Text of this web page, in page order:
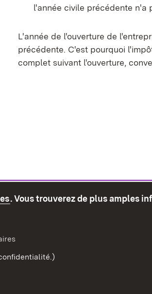
l'année civile précédente n'a
L'année de l'ouverture de
précédente. C'est pourquoi
complet suivant l'ouverture,
. Vous trouverez de plus amples